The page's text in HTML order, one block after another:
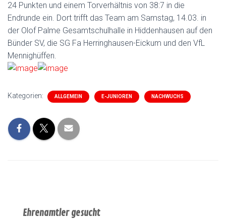
24 Punkten und einem Torverhältnis von 38:7 in die
Endrunde ein. Dort trifft das Team am Samstag, 14.03. in
der Olof Palme Gesamtschulhalle in Hiddenhausen auf den
Bünder SV, die SG Fa Herringhausen-Eickum und den VfL
Mennighüffen.
Kategorien: ALLGEMEIN E-JUNIOREN NACHWUCHS
Ehrenamtler gesucht